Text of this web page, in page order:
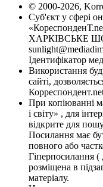
© 2000-2026,
Суб'єкт у сфері
ХАРКІВСЬКЕ
Ідентифікатор
Використання
сайті,
При копіюванні
і світу» , для
відкрите для
Посилання має
повного або
Гіперпосилання (
розміщена в
матеріалу.